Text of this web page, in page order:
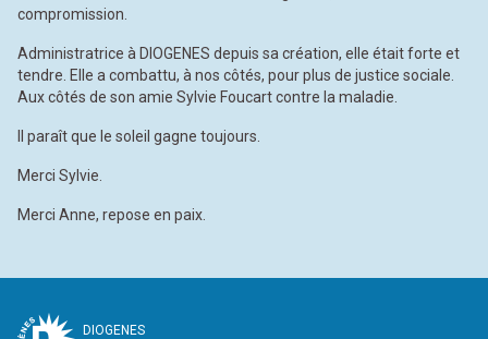
compromission.
Administratrice à DIOGENES depuis sa création, elle était forte et
tendre. Elle a combattu, à nos côtés, pour plus de justice sociale.
Aux côtés de son amie Sylvie Foucart contre la maladie.
Il paraît que le soleil gagne toujours.
Merci Sylvie.
Merci Anne, repose en paix.
DIOGENES